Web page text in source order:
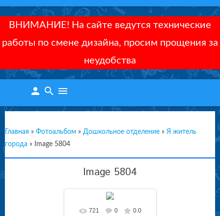
ВНИМАНИЕ! На сайте ведутся технические
работы по смене дизайна, просим прощения за
неудобства
person search menu
Главная » Фотоальбом » Дошкольное отделение » Я житель
города » Image 5804
Image 5804
721 0 0.0